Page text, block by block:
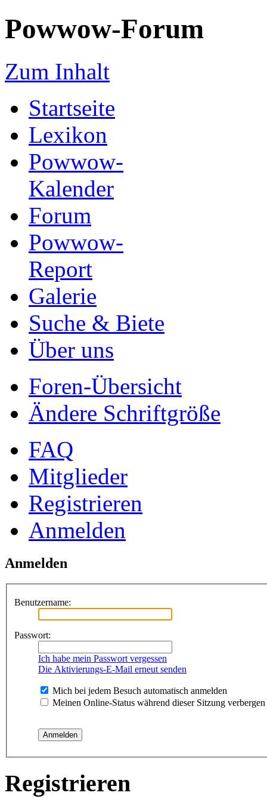
Powwow-Forum
Zum Inhalt
Startseite
Lexikon
Powwow-
Kalender
Forum
Powwow-
Report
Galerie
Suche & Biete
Über uns
Foren-Übersicht
Ändere Schriftgröße
FAQ
Mitglieder
Registrieren
Anmelden
Anmelden
Benutzername:
Passwort:
Ich habe mein Passwort vergessen
Die Aktivierungs-E-Mail erneut senden
Mich bei jedem Besuch automatisch anmelden
Meinen Online-Status während dieser Sitzung verbergen
Registrieren